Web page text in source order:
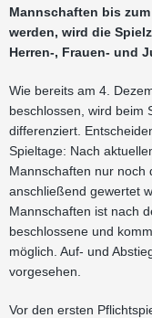
Mannschaften bis
werden, wird die
Herren-, Frauen- und
Wie bereits am 4.
beschlossen, wird beim
differenziert.
Spieltage: Nach
Mannschaften nur noch
anschließend gewertet
Mannschaften ist nach
beschlossene und
möglich. Auf- und
vorgesehen.
Vor den ersten